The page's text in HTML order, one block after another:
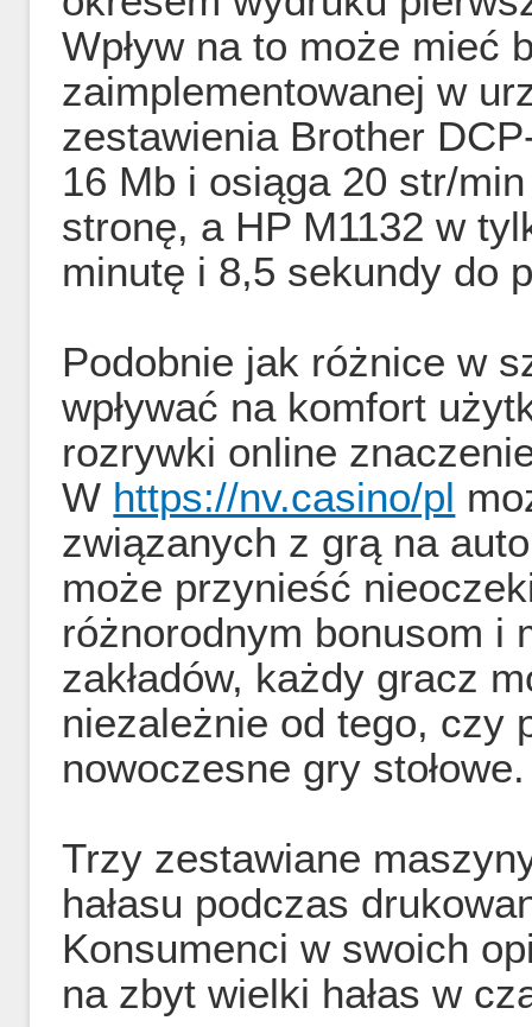
Wpływ na to może mieć
zaimplementowanej w
zestawienia Brother
16 Mb i osiąga 20 str/
stronę, a HP M1132 w
minutę i 8,5 sekundy do
Podobnie jak różnice w
wpływać na komfort
rozrywki online
W https://nv.casino/pl
związanych z grą na
może przynieść
różnorodnym bonusom i
zakładów, każdy gracz
niezależnie od tego, czy
nowoczesne gry stołowe.
Trzy zestawiane
hałasu podczas
Konsumenci w swoich
na zbyt wielki hałas w